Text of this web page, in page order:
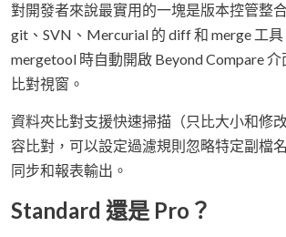
對開發者來說最實用的一塊是版本控管整
git、SVN、Mercurial 的 diff 和 merge 工
mergetool 時自動開啟 Beyond Compare
比對視窗。
資料夾比對支援快速掃描（只比大小和修
容比對，可以設定過濾規則忽略特定副檔
同步和報表輸出。
Standard 還是 Pro？